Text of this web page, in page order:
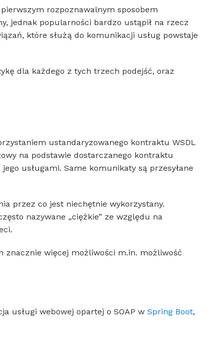
rozpoznawalnym sposobem
jednak popularności bardzo ustąpił na rzecz
które służą do komunikacji usług powstaje
dla każdego z tych trzech podejść, oraz
ustandaryzowanego kontraktu WSDL
na podstawie dostarczanego kontraktu
usługami. Same komunikaty są przesyłane
przez co jest niechętnie wykorzystany.
nazywane „ciężkie” ze względu na
znacznie więcej możliwości m.in. możliwość
usługi webowej opartej o SOAP w Spring Boot,